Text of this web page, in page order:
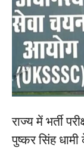
राज्य में भर्ती
पुष्कर सिंह